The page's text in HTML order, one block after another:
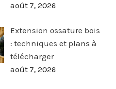
août 7, 2026
Extension ossature bois
: techniques et plans à
télécharger
août 7, 2026